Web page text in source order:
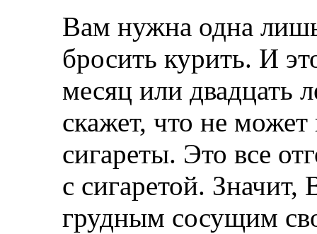
Вам нужна одна
бросить курить. И
месяц или двадцать
скажет, что не
сигареты. Это все
с сигаретой.
грудным сосущим